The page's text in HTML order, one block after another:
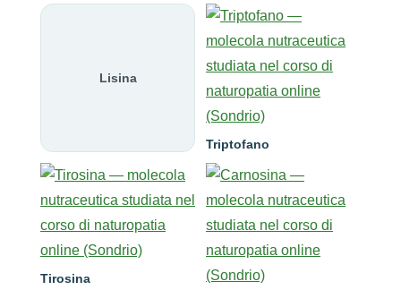
Lisina
Triptofano
Tirosina